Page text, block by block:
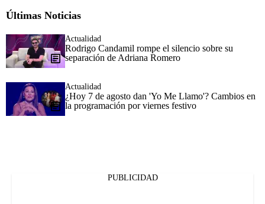
Últimas Noticias
Actualidad
Rodrigo Candamil rompe el silencio sobre su
separación de Adriana Romero
Actualidad
¿Hoy 7 de agosto dan 'Yo Me Llamo'? Cambios en
la programación por viernes festivo
PUBLICIDAD